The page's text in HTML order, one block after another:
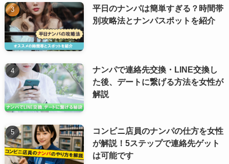
平日のナンパは簡単すぎる？時間帯
別攻略法とナンパスポットを紹介
ナンパで連絡先交換・LINE交換し
た後、デートに繋げる方法を女性が
解説
コンビニ店員のナンパの仕方を女性
が解説！5ステップで連絡先ゲット
は可能です